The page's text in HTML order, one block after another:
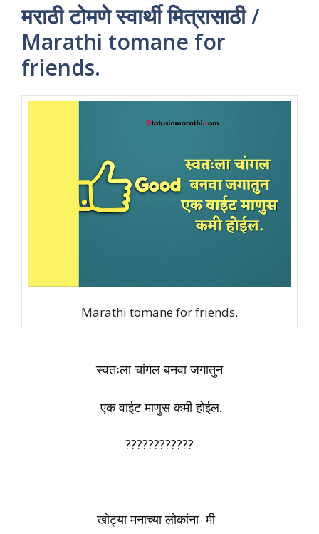
मराठी टोमणे स्वार्थी मित्रासाठी /
Marathi tomane for
friends.
Marathi tomane for friends.
स्वतःला चांगल बनवाजगातुन
एक वाईट माणुस कमी होईल.
????????????
खोट्या मनाच्या लोकांना मी